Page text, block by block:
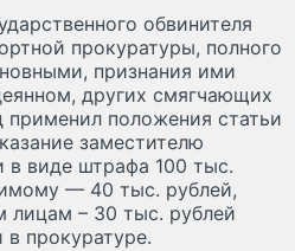
обвинителя
прокуратуры, полного
признания ими
других смягчающих
применил положения статьи
заместителю
в виде штрафа 100 тыс.
— 40 тыс. рублей,
лицам – 30 тыс. рублей
прокуратуре.